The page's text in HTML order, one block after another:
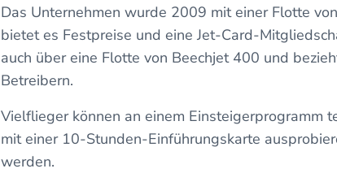
Das Unternehmen wurde 2009 mit einer Flotte
bietet es Festpreise und eine Jet-Card-
auch über eine Flotte von Beechjet 400 und
Betreibern.
Vielflieger können an einem Einsteigerprogramm
mit einer 10-Stunden-Einführungskarte
werden.